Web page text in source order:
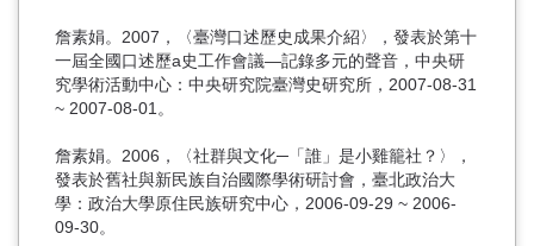
詹素娟。2007，〈臺灣口述歷史成果介紹〉，發表於第十
一屆全國口述歷a史工作會議—記錄多元的聲音，中央研
究學術活動中心：中央研究院臺灣史研究所，2007-08-31
~ 2007-08-01。
詹素娟。2006，〈社群與文化─「誰」是小雞籠社？〉，
發表於舊社與新民族自治國際學術研討會，臺北政治大
學：政治大學原住民族研究中心，2006-09-29 ~ 2006-
09-30。